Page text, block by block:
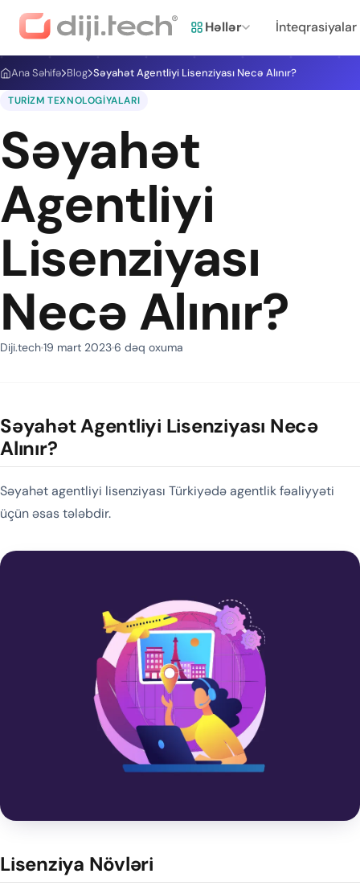
Həllər İnteqrasiyalar
Ana Səhifə Blog Səyahət Agentliyi Lisenziyası Necə Alınır?
TURIZM TEXNOLOGIYALARI
Səyahət
Agentliyi
Lisenziyası
Necə Alınır?
Diji.tech19 mart 20236 dəq oxuma
Səyahət Agentliyi Lisenziyası Necə
Alınır?
Səyahət agentliyi lisenziyası Türkiyədə agentlik fəaliyyəti
üçün əsas tələbdir.
Lisenziya Növləri